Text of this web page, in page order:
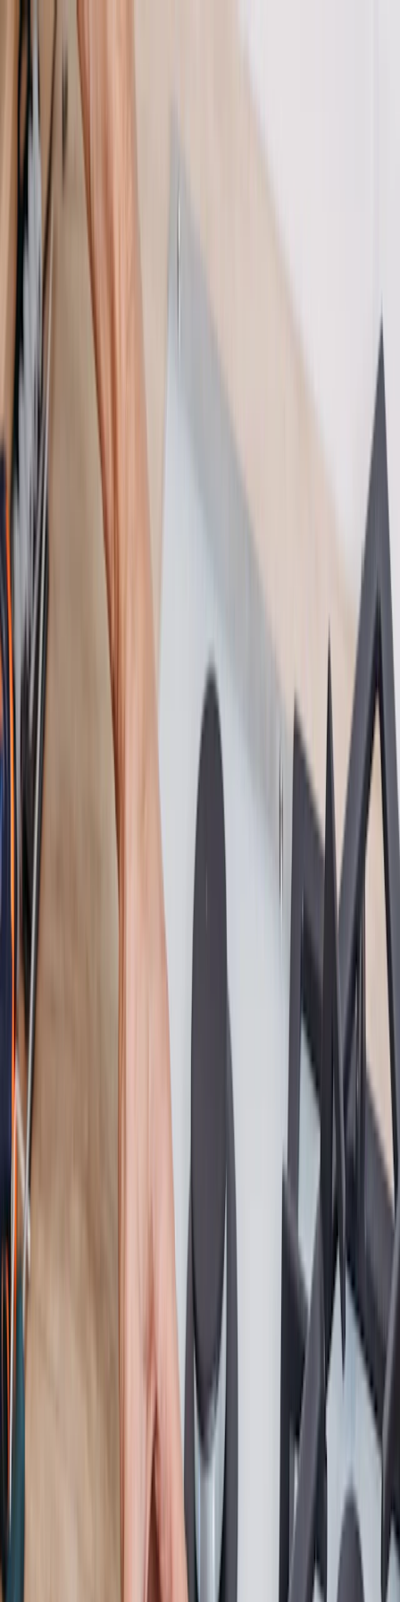
Qui sommes-nous ?
HomeServe
Dépannage gaz & fioul
Faites confiance à des Pros pour un dépannage sur votre installation
Un souci sur votre installation de gaz ?
Organisation du RDV en - de 2h
Dépannage gaz & fioul à la carte, on
s'occupe de tout
Les problématiques liées aux fuites de gaz dans son domicile
peuvent vite devenir complexes à gérer.
C'est pourquoi faire appel à des professionnels est une bonne
solution pour régler le sujet en toute sérénité.
Grâce à notre réseau agréé de 4 000 professionnels partout en
France, nous sommes le partenaire idéal pour intervenir chez vous